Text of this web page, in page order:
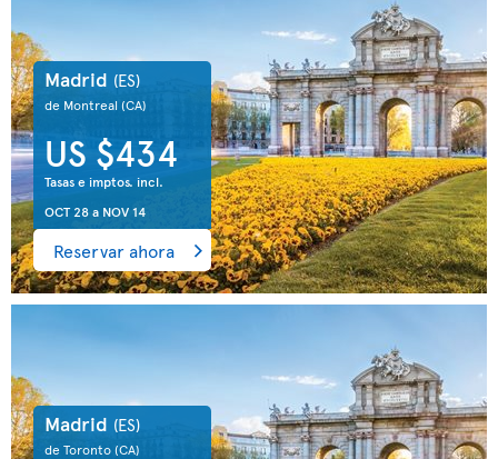
Madrid (ES)
de Montreal (CA)
US $434
Tasas e imptos. incl.
OCT 28a NOV 14
Reservar ahora
Madrid (ES)
de Toronto(CA)